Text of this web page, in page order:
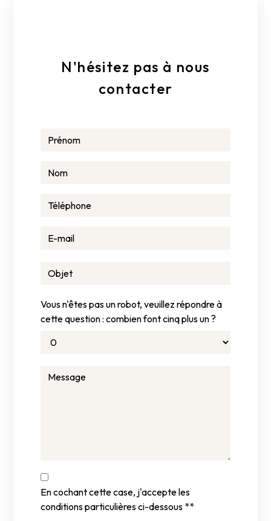
N'hésitez pas à nous
contacter
Vous n'êtes pas un robot, veuillez répondre à
cette question : combien font cinq plus un ?
En cochant cette case, j'accepte les
conditions particulières ci-dessous **